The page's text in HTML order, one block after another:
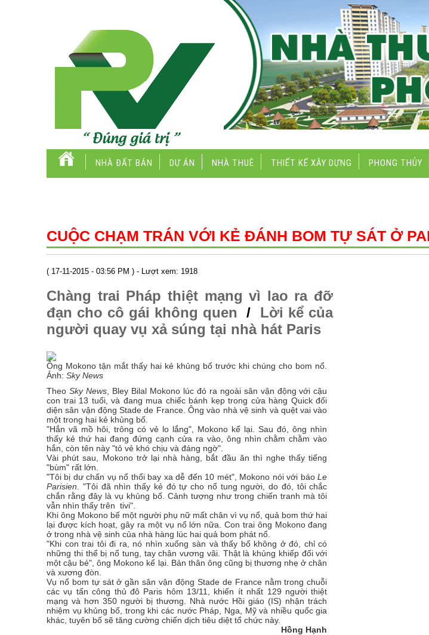
NHÀ ĐẤT BÁN DỰ ÁN NHÀ THUÊ THIẾT KẾ XÂY DỰNG PHONG THỦY
CUỘC CHẠM TRÁN VỚI KẺ ĐÁNH BOM TỰ SÁT Ở
( 17-11-2015 - 03:56 PM ) - Lượt xem: 1918
Chàng trai Pháp thiệt mạng vì lao ra đỡ
đạn cho cô gái không quen / Lời kể của
người quay vụ xả súng tại nhà hát Paris
Ông Mokono tận mắt thấy hai kẻ khủng bố trước khi chúng cho bom nổ.
Ảnh:Sky News
Theo Sky News, Bley Bilal Mokono lúc đó ra ngoài sân vận động với cậu
con trai 13 tuổi, và đang mua chiếc bánh kẹp trong cửa hàng Quick đối
diện sân vận động Stade de France. Ông vào nhà vệ sinh và quệt vai vào
một trong hai kẻ khủng bố.
"Hắn vã mồ hôi, trông có vẻ lo lắng", Mokono kể lại. Sau đó, ông nhìn
thấy kẻ thứ hai đang đứng cạnh cửa ra vào, ông nhìn chằm chằm vào
hắn, còn tên này "tỏ vẻ khó chịu và đáng ngờ".
Vài phút sau, Mokono trở lại nhà hàng, bắt đầu ăn thì nghe thấy tiếng
"bùm" rất lớn.
"Tôi bị dư chấn vụ nổ thổi bay xa dễ đến 10 mét", Mokono nói với báoLe
Parisien . "Tôi đã nhìn thấy kẻ đó tự cho nổ tung người, do đó, tôi chắc
chắn rằng đây là vụ khủng bố. Cảnh tượng như trong chiến tranh mà tôi
vẫn nhìn thấy trên tivi".
Khi ông Mokono bế một người phụ nữ mất chân vì vụ nổ, quả bom thứ hai
lại được kích hoạt, gây ra một vụ nổ lớn nữa. Con trai ông Mokono đang
ở trong nhà vệ sinh của nhà hàng lúc hai quả bom phát nổ.
"Khi con trai tôi đi ra, nó nhìn xuống sàn và thấy bố không ở đó, chỉ có
những thi thể bị nổ tung, tay chân vương vãi. Thật là khủng khiếp đối với
một cậu bé", ông Mokono kể lại. Bản thân ông cũng bị thương nhẹ ở chân
và xương đòn.
Vụ nổ bom tự sát ở gần sân vận động Stade de France nằm trong chuỗi
các vụ tấn công thủ đô Paris hôm 13/11, khiến ít nhất 129 người thiệt
mạng và hơn 350 người bị thương. Nhà nước Hồi giáo (IS) nhận trách
nhiệm vụ khủng bố, trong khi các nước Pháp, Nga, Mỹ và nhiều quốc gia
khác, tuyên bố sẽ tăng cường chiến dịch tiêu diệt tổ chức này.
Hồng Hạnh